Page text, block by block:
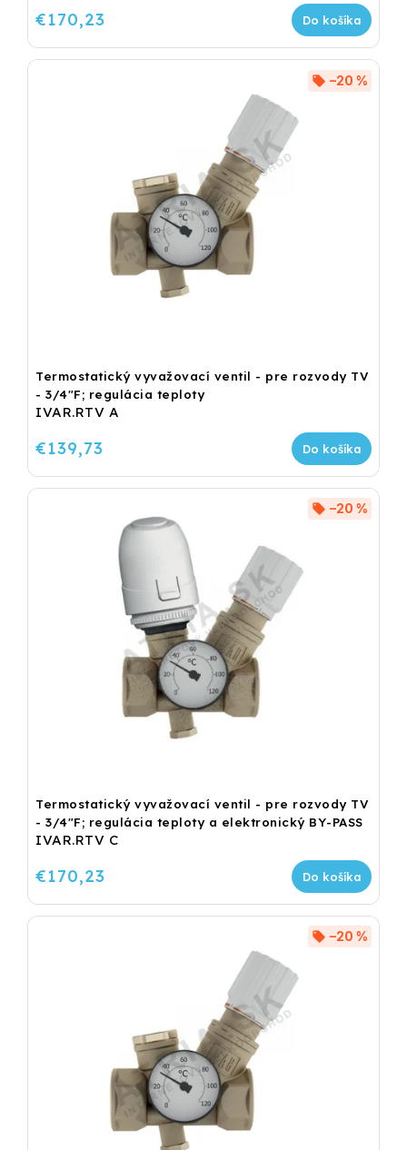
€170,23 Do košíka
Termostatický vyvažovací ventil - pre rozvody TV
- 3/4"F; regulácia teploty
IVAR.RTV A
–20 %
€139,73 Do košíka
Termostatický vyvažovací ventil - pre rozvody TV
- 3/4"F; regulácia teploty a elektronický BY-PASS
IVAR.RTV C
–20 %
€170,23 Do košíka
–20 %